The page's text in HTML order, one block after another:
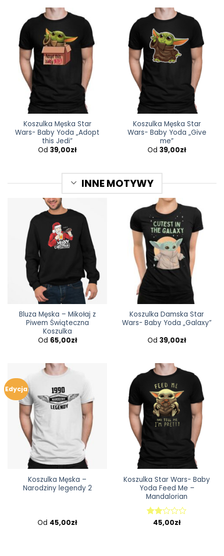
Koszulka Męska Star
Wars- Baby Yoda „Adopt
this Jedi”
Od 39,00zł
Koszulka Męska Star
Wars- Baby Yoda „Give
me”
Od 39,00zł
INNE MOTYWY
Bluza Męska – Mikołaj z
Piwem Świąteczna
Koszulka
Od 65,00zł
Koszulka Damska Star
Wars- Baby Yoda „Galaxy”
Od 39,00zł
Edycja
Koszulka Męska –
Narodziny legendy 2
Od 45,00zł
Koszulka Star Wars- Baby
Yoda Feed Me –
Mandalorian
Oceniono
45,00zł